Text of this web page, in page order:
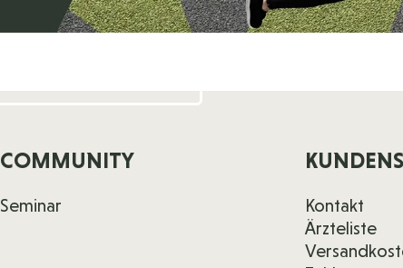
COMMUNITY
Seminar
Kontakt
Ärzteliste